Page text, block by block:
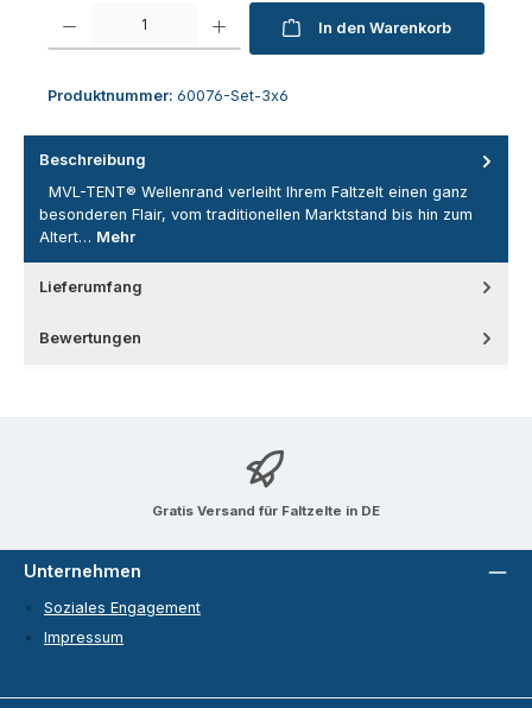
Produkt Anzahl: Gib den gewünschten Wert ein oder benutze die
In den Warenkorb
Produktnummer: 60076-Set-3x6
Beschreibung
MVL-TENT® Wellenrand verleiht Ihrem Faltzelt einen ganz
besonderen Flair, vom traditionellen Marktstand bis hin zum
Altert… Mehr
Lieferumfang
Bewertungen
Gratis Versand für Faltzelte in DE
Unternehmen
Soziales Engagement
Impressum